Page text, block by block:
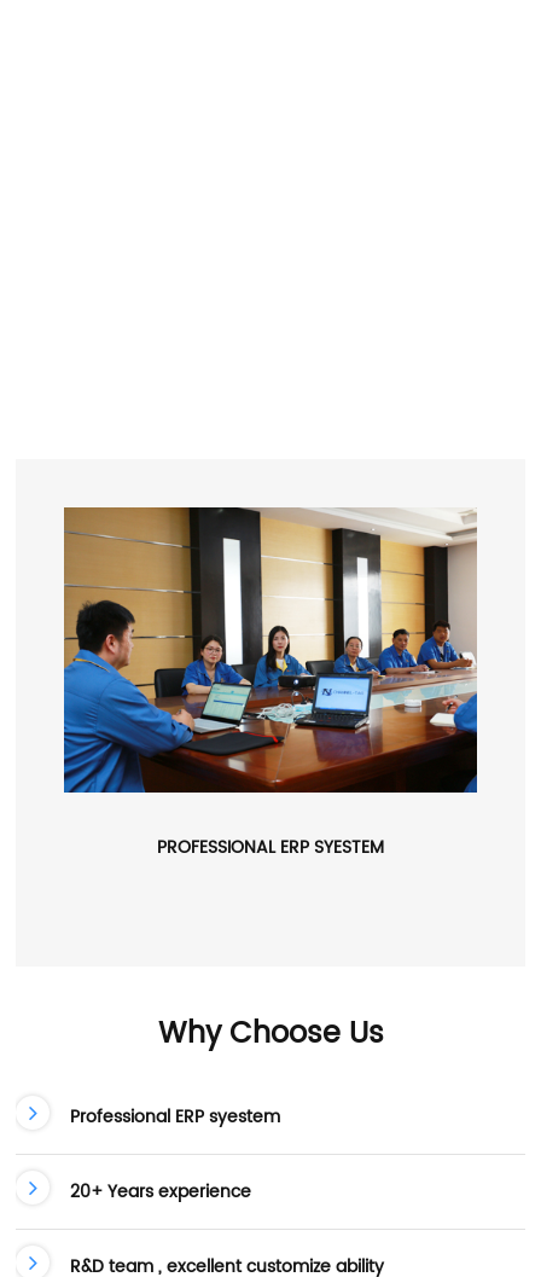
PROFESSIONAL ERP SYESTEM
Why Choose Us
Professional ERP syestem
20+ Years experience
R&D team , excellent customize ability